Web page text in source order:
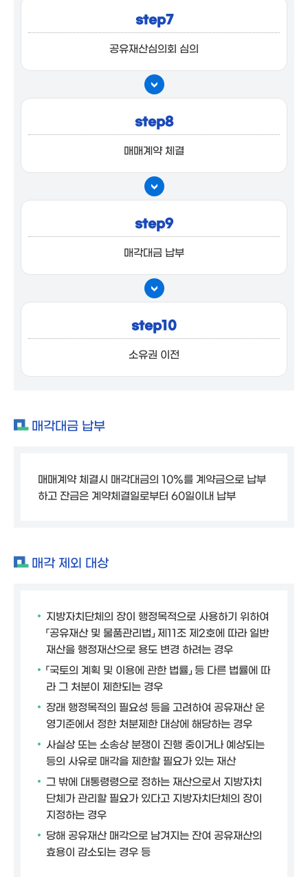
step7
공유재산심의회 심의
step8
매매계약 체결
step9
매각대금 납부
step10
소유권 이전
매각대금 납부
매매계약 체결시 매각대금의 10%를 계약금으로 납부
하고 잔금은 계약체결일로부터 60일이내 납부
매각 제외 대상
지방자치단체의 장이 행정목적으로 사용하기 위하여
「공유재산 및 물품관리법」 제11조 제2호에 따라 일반
재산을 행정재산으로 용도 변경 하려는 경우
「국토의 계획 및 이용에 관한 법률」 등 다른 법률에 따
라 그 처분이 제한되는 경우
장래 행정목적의 필요성 등을 고려하여 공유재산 운
영기준에서 정한 처분제한 대상에 해당하는 경우
사실상 또는 소송상 분쟁이 진행 중이거나 예상되는
등의 사유로 매각을 제한할 필요가 있는 재산
그 밖에 대통령령으로 정하는 재산으로서 지방자치
단체가 관리할 필요가 있다고 지방자치단체의 장이
지정하는 경우
당해 공유재산 매각으로 남겨지는 잔여 공유재산의
효용이 감소되는 경우 등